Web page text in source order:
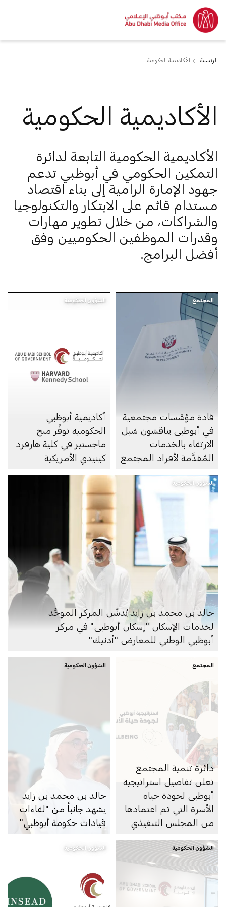
الرئيسية الأكاديمية الحكومية
الأكاديمية الحكومية
الأكاديمية الحكومية التابعة لدائرة
التمكين الحكومي في أبوظبي تدعم
جهود الإمارة الرامية إلى بناء اقتصاد
مستدام قائم على الابتكار والتكنولوجيا
والشراكات، من خلال تطوير مهارات
وقدرات الموظفين الحكوميين وفق
أفضل البرامج.
المجتمع
قادة مؤسَّسات مجتمعية
في أبوظبي يناقشون سُبل
الارتقاء بالخدمات
المُقدَّمة لأفراد المجتمع
الشؤون الحكومية
أكاديمية أبوظبي
الحكومية توفِّر منح
ماجستير في كلية هارفرد
كينيدي الأمريكية
الشؤون الحكومية
خالد بن محمد بن زايد يُدشّن المركز الموحَّد
لخدمات الإسكان "إسكان أبوظبي" في مركز
أبوظبي الوطني للمعارض "أدنيك"
المجتمع
دائرة تنمية المجتمع
تعلن تفاصيل استراتيجية
أبوظبي لجودة حياة
الأسرة التي تم اعتمادها
من المجلس التنفيذي
الشؤون الحكومية
خالد بن محمد بن زايد
يشهد جانباً من "لقاءات
قيادات حكومة أبوظبي"
الشؤون الحكومية الشؤون الحكومية